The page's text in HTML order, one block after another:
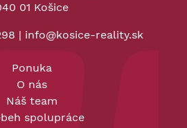
01 Košice
| info@kosice-reality.sk
Ponuka
O nás
Náš team
spolupráce